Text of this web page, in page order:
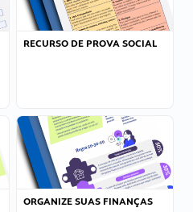
RECURSO DE PROVA SOCIAL
ORGANIZE SUAS FINANÇAS